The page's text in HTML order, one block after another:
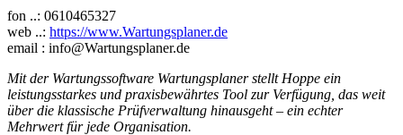
fon ..: 0610465327
web ..: https://www.Wartungsplaner.de
email : info@Wartungsplaner.de
Mit der Wartungssoftware Wartungsplaner stellt Hoppe ein
leistungsstarkes und praxisbewährtes Tool zur Verfügung, das weit
über die klassische Prüfverwaltung hinausgeht – ein echter
Mehrwert für jede Organisation.